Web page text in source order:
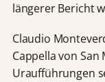
längerer Bericht
Claudio
Cappella von
Uraufführungen